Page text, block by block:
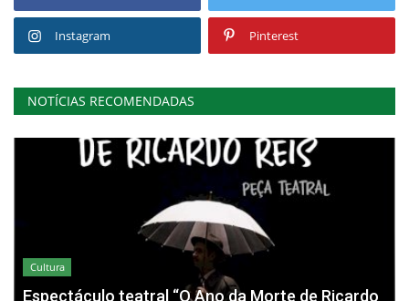
Instagram Pinterest
NOTÍCIAS RECOMENDADAS
Cultura
Espectáculo teatral “O Ano da Morte de Ricardo